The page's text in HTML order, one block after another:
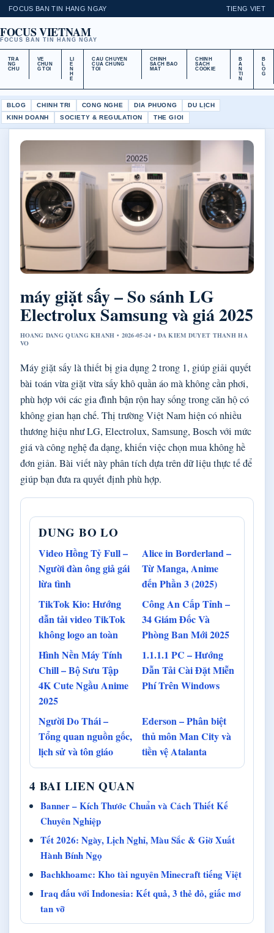
FOCUS BAN TIN HANG NGAY TIENG VIET
FOCUS VIETNAM
FOCUS BAN TIN HANG NGAY
TRA
NG
CHU
VE
CHUN
G TOI
LI
E
N
H
E
CAU CHUYEN
CUA CHUNG
TOI
CHINH
SACH BAO
MAT
CHINH
SACH
COOKIE
B
A
N
TI
N
B
L
O
G
BLOG CHINH TRI CONG NGHE DIA PHUONG
DU LỊCH
KINH DOANH
SOCIETY & REGULATION THE GIOI
máy giặt sấy – So sánh LG
Electrolux Samsung và giá 2025
HOANG DANG QUANG KHANH • 2026-05-24 • DA KIEM DUYET THANH HA
VO
Máy giặt sấy là thiết bị gia dụng 2 trong 1, giúp giải quyết
bài toán vừa giặt vừa sấy khô quần áo mà không cần phơi,
phù hợp với các gia đình bận rộn hay sống trong căn hộ có
không gian hạn chế. Thị trường Việt Nam hiện có nhiều
thương hiệu như LG, Electrolux, Samsung, Bosch với mức
giá và công nghệ đa dạng, khiến việc chọn mua không hề
đơn giản. Bài viết này phân tích dựa trên dữ liệu thực tế để
giúp bạn đưa ra quyết định phù hợp.
DUNG BO LO
Video Hồng Tỷ Full –
Người đàn ông giả gái
lừa tình
Alice in Borderland –
Từ Manga, Anime
đến Phần 3 (2025)
TikTok Kio: Hướng
dẫn tải video TikTok
không logo an toàn
Công An Cấp Tỉnh –
34 Giám Đốc Và
Phòng Ban Mới 2025
Hình Nền Máy Tính
Chill – Bộ Sưu Tập
4K Cute Ngầu Anime
2025
1.1.1.1 PC – Hướng
Dẫn Tải Cài Đặt Miễn
Phí Trên Windows
Người Do Thái –
Tổng quan nguồn gốc,
lịch sử và tôn giáo
Ederson – Phân biệt
thủ môn Man City và
tiền vệ Atalanta
4 BAI LIEN QUAN
Banner – Kích Thước Chuẩn và Cách Thiết Kế
Chuyên Nghiệp
Tết 2026: Ngày, Lịch Nghỉ, Màu Sắc & Giờ Xuất
Hành Bính Ngọ
Bachkhoamc: Kho tài nguyên Minecraft tiếng Việt
Iraq đấu với Indonesia: Kết quả, 3 thẻ đỏ, giấc mơ
tan vỡ